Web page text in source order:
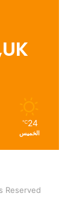
24
℃
الخميس
Reserved